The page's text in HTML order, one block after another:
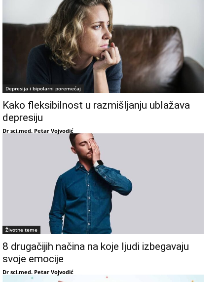
Depresija i bipolarni poremećaj
Kako fleksibilnost u razmišljanju ublažava
depresiju
Dr sci.med. Petar Vojvodić
Životne teme
8 drugačijih načina na koje ljudi izbegavaju
svoje emocije
Dr sci.med. Petar Vojvodić